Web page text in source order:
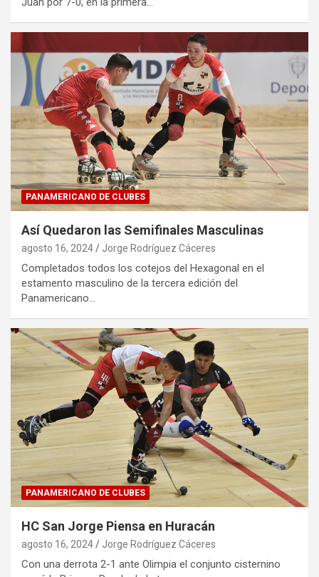
PANAMERICANO DE CLUBES
Así Quedaron las Semifinales Masculinas
agosto 16, 2024 Jorge Rodríguez Cáceres
Completados todos los cotejos del Hexagonal en el
estamento masculino de la tercera edición del
Panamericano…
PANAMERICANO DE CLUBES
HC San Jorge Piensa en Huracán
agosto 16, 2024 Jorge Rodríguez Cáceres
Con una derrota 2-1 ante Olimpia el conjunto cisternino